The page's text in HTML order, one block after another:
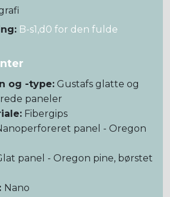
B-s1,d0 for den fulde
og -type: Gustafs glatte og
paneler
Fibergips
panel - Oregon
panel - Oregon pine, børstet
Nano